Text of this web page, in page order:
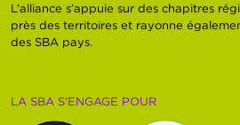
L’alliance s’appuie sur des chapitres
près des territoires et rayonne
des SBA pays.
LA SBA S’ENGAGE POUR